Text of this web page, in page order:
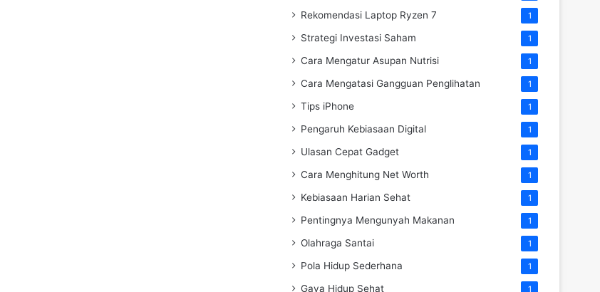
Rekomendasi Laptop Ryzen 7 1
Strategi Investasi Saham 1
Cara Mengatur Asupan Nutrisi 1
Cara Mengatasi Gangguan Penglihatan 1
Tips iPhone 1
Pengaruh Kebiasaan Digital 1
Ulasan Cepat Gadget 1
Cara Menghitung Net Worth 1
Kebiasaan Harian Sehat 1
Pentingnya Mengunyah Makanan 1
Olahraga Santai 1
Pola Hidup Sederhana 1
Gaya Hidup Sehat 1